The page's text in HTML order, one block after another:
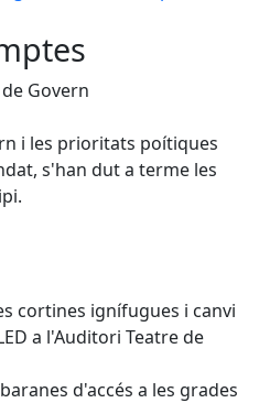
Govern
i les prioritats poítiques
s'han dut a terme les
cortines ignífugues i canvi
a l'Auditori Teatre de
d'accés a les grades